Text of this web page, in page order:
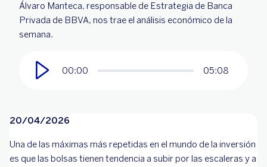
Álvaro Manteca, responsable de Estrategia de Banca
Privada de BBVA, nos trae el análisis económico de la
semana.
00:00 05:08
20/04/2026
Una de las máximas más repetidas en el mundo de la inversión
es que las bolsas tienen tendencia a subir por las escaleras y a